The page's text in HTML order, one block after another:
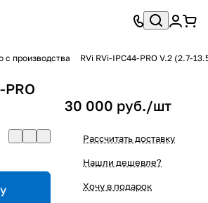
с производства RVi RVi-IPC44-PRO V.2 (2.7-
PRO
30 000 руб./шт
Рассчитать доставку
Нашли дешевле?
Хочу в подарок